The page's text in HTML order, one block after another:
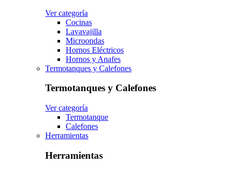
Ver categoría
Cocinas
Lavavajilla
Microondas
Hornos Eléctricos
Hornos y Anafes
Termotanques y Calefones
Termotanques y Calefones
Ver categoría
Termotanque
Calefones
Herramientas
Herramientas